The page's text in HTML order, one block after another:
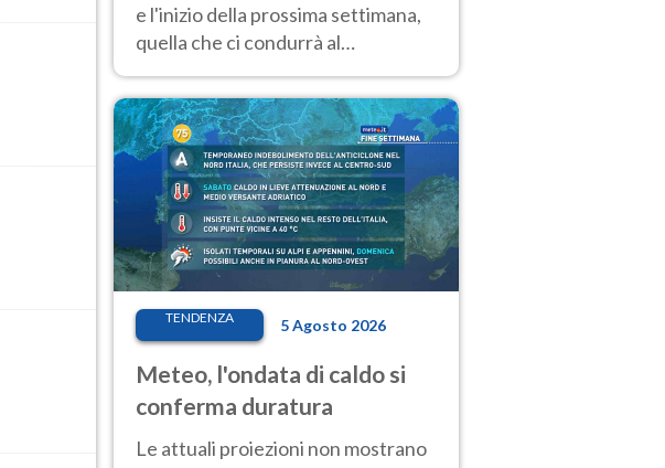
e l'inizio della prossima settimana,
quella che ci condurrà al
temperature molto elevate
TENDENZA 5 Agosto 2026
Meteo, l'ondata di caldo si
conferma duratura
Le attuali proiezioni non mostrano